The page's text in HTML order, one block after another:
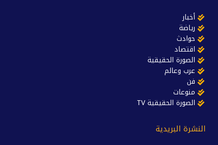
أخبار
رياضة
حوادث
اقتصاد
الصورة الحقيقية
عرب وعالم
فن
منوعات
الصورة الحقيقية TV
النشرة البريدية